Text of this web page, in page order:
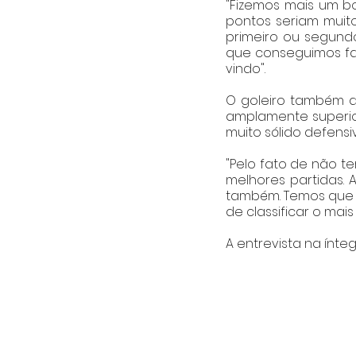
"Fizemos mais um
pontos seriam
primeiro ou
que conseguimos
vindo".
O goleiro também
amplamente
muito sólido
"Pelo fato de não
melhores partidas.
também. Temos
de classificar o
A entrevista na